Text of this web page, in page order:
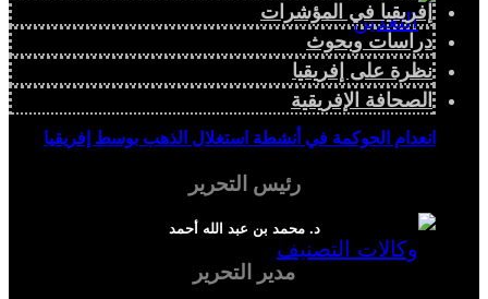
انعدام الحوكمة في أنشطة استغلال الذهب بوسط إفريقيا
إفريقيا في المؤشرات
دراسات وبحوث
نظرة على إفريقيا
الصحافة الإفريقية
رئيس التحرير
د. محمد بن عبد الله أحمد
مدير التحرير